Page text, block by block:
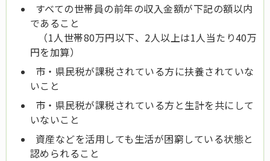
すべての世帯員の前年の収入金額が下記の額以内
であること
（1人世帯80万円以下、2人以上は1人当たり40万
円を加算）
市・県民税が課税されている方に扶養されていな
いこと
市・県民税が課税されている方と生計を共にして
いないこと
資産などを活用しても生活が困窮している状態と
認められること